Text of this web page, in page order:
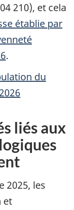
210), et cela
établie par
.
du
liés aux
2025, les
et